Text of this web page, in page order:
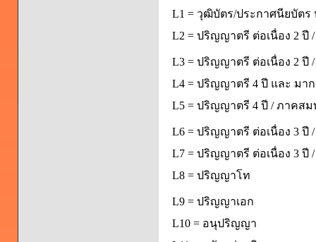
L1 = วุฒิบัตร/ประกาศนียบัตร
L2 = ปริญญาตรี ต่อเนื่อง 2 ปี
L3 = ปริญญาตรี ต่อเนื่อง 2 ปี
L4 = ปริญญาตรี 4 ปี และ มา
L5 = ปริญญาตรี 4 ปี / ภาคส
L6 = ปริญญาตรี ต่อเนื่อง 3 ปี
L7 = ปริญญาตรี ต่อเนื่อง 3 ปี
L8 = ปริญญาโท
L9 = ปริญญาเอก
L10 = อนุปริญญา